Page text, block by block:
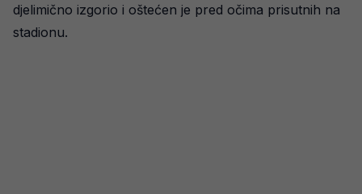
djelimično izgorio i oštećen je pred očima prisutnih na
stadionu.